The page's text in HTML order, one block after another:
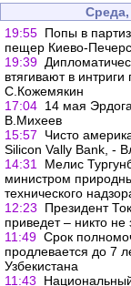
Среда,
19:55 Попы в
пещер Киево-
19:39
втягивают в
С.Кожемякин
17:04 14 мая
В.Михеев
15:57
Чисто
Silicon Vally Bank, -
14:31
Мелис
министром
технического
12:23
Президент
приведет – никто
11:49 Срок
продлевается до 7
Узбекистана
11:43